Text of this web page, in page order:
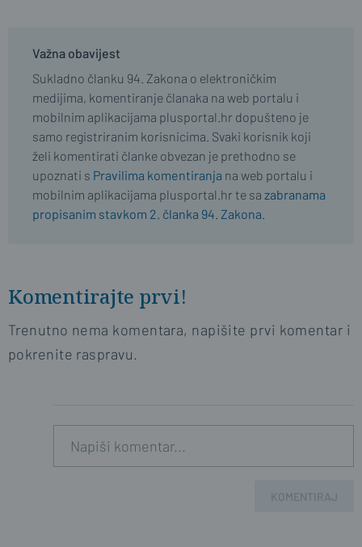
Važna obavijest
Sukladno članku 94. Zakona o elektroničkim
medijima, komentiranje članaka na web portalu i
mobilnim aplikacijama plusportal.hr dopušteno je
samo registriranim korisnicima. Svaki korisnik koji
želi komentirati članke obvezan je prethodno se
upoznati s Pravilima komentiranja na web portalu i
mobilnim aplikacijama plusportal.hr te sa zabranama
propisanim stavkom 2. članka 94. Zakona.
Komentirajte prvi!
Trenutno nema komentara, napišite prvi komentar i
pokrenite raspravu.
KOMENTIRAJ